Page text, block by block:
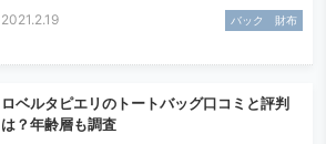
2021.2.19 バック 財布
ロベルタピエリのトートバッグ口コミと評判
は？年齢層も調査